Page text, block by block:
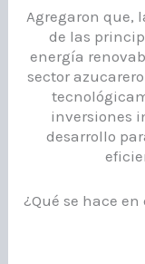
Agregaron que,
de las
energía
sector
inversiones
desarrollo
¿Qué se hace en